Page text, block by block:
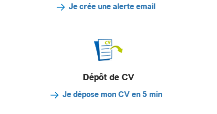
Je crée une alerte email
Dépôt de CV
Je dépose mon CV en 5 min